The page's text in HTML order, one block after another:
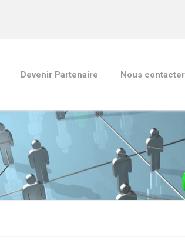
Devenir Partenaire Nous contacter